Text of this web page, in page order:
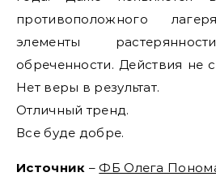
противоположного
элементы
обреченности. Действия не
Нет веры в результат.
Отличный тренд.
Все буде добре.
Источник – ФБ Олега